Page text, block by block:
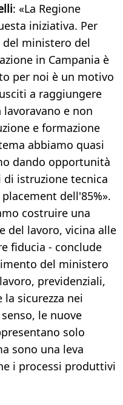
: «La Regione
iniziativa. Per
ministero del
in Campania è
per noi è un motivo
a raggiungere
lavoravano e non
e formazione
abbiamo quasi
dando opportunità
istruzione tecnica
dell'85%».
costruire una
del lavoro, vicina alle
fiducia - conclude
del ministero
previdenziali,
sicurezza nei
le nuove
solo
sono una leva
i processi produttivi